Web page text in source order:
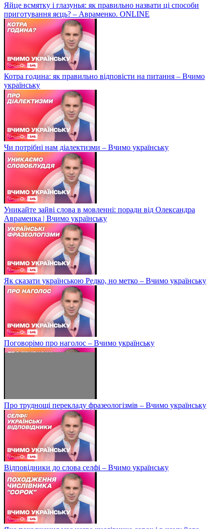
Яйце всмятку і глазунья: як правильно назвати ці способи
приготування яєць? – Авраменко. ONLINE
Котра година: як правильно відповісти на питання – Вчимо
українську
Чи потрібні нам діалектизми – Вчимо українську
Уникайте зайві слова в мовленні: поради від Олександра
Авраменка | Вчимо українську
Як сказати українською Редко, но метко – Вчимо українську
Поговорімо про наголос – Вчимо українську
Про труднощі перекладу фразеологізмів – Вчимо українську
Відповідники до слова селфі – Вчимо українську